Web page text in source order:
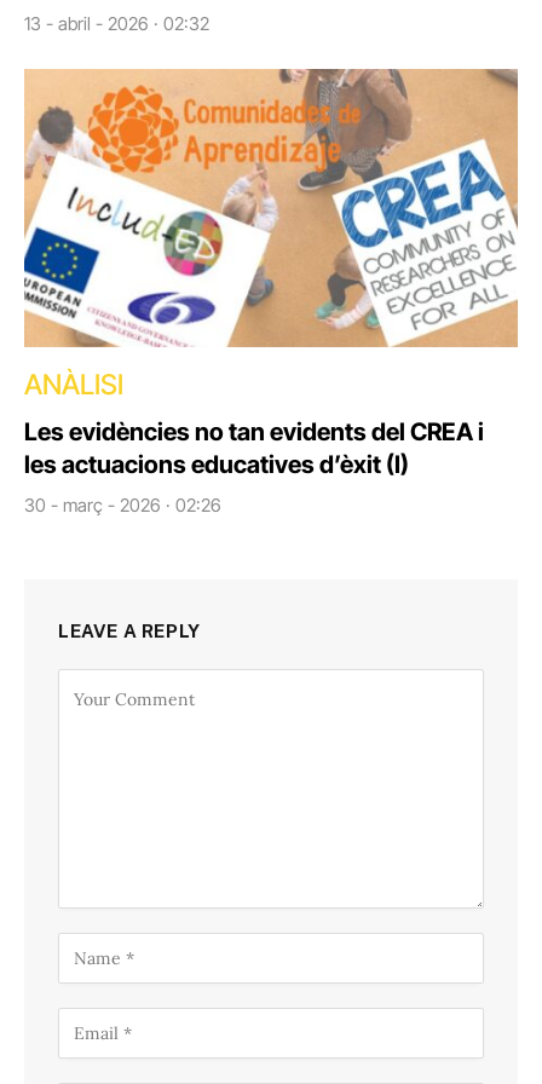
13 - abril - 2026 · 02:32
ANÀLISI
Les evidències no tan evidents del CREA i
les actuacions educatives d’èxit (I)
30 - març - 2026 · 02:26
LEAVE A REPLY